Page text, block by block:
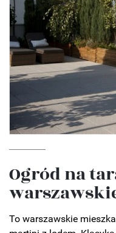
Ogród na
To warszawskie